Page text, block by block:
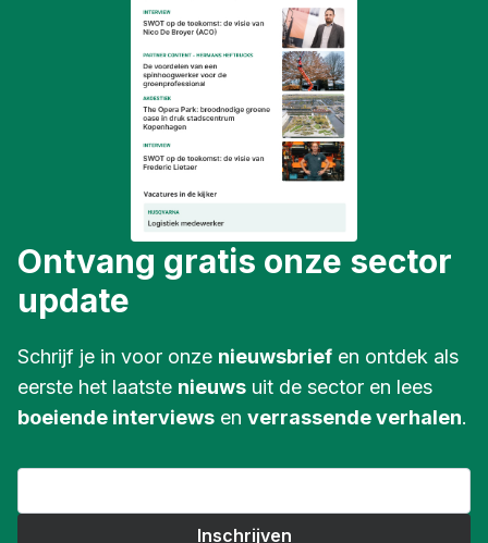
Ontvang gratis onze sector
update
Schrijf je in voor onze nieuwsbrief en ontdek als
eerste het laatste nieuws uit de sector en lees
boeiende interviews en verrassende verhalen.